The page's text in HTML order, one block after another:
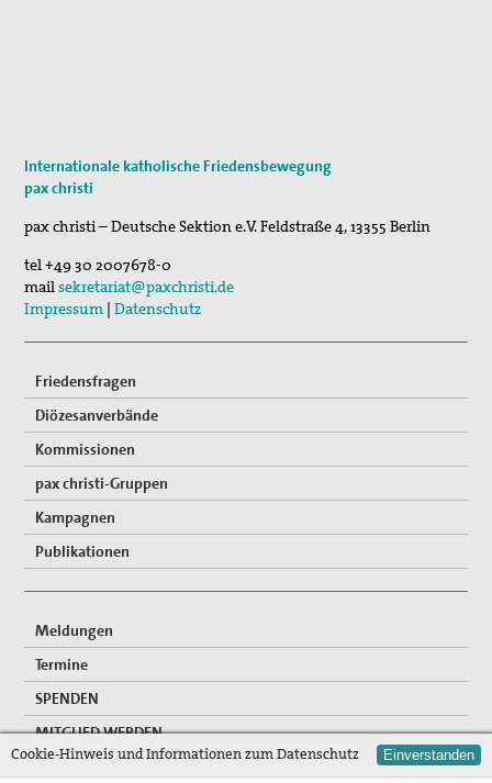
Internationale katholische Friedensbewegung
pax christi
pax christi – Deutsche Sektion e.V.Feldstraße 4,13355 Berlin
tel+49 30 2007678-0
mailsekretariat@paxchristi.de
Impressum |Datenschutz
Friedensfragen
Diözesanverbände
Kommissionen
pax christi-Gruppen
Kampagnen
Publikationen
Meldungen
Termine
SPENDEN
MITGLIED WERDEN
Cookie-Hinweis und Informationen zum Datenschutz Einverstanden